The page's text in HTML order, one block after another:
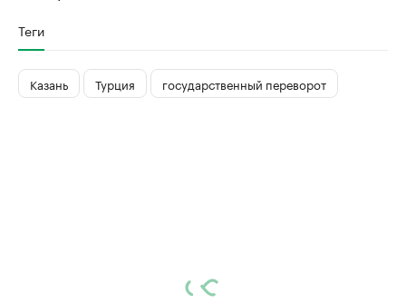
Теги
Казань Турция государственный переворот